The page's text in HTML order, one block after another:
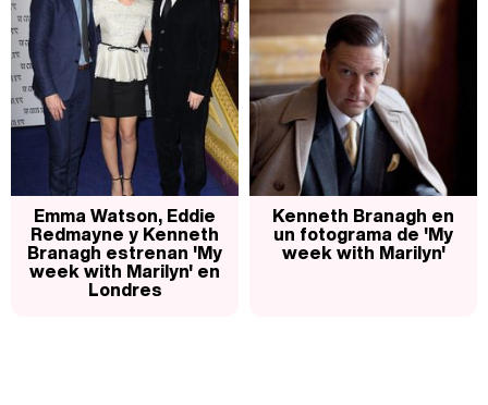
Emma Watson, Eddie
Redmayne y Kenneth
Branagh estrenan 'My
week with Marilyn' en
Londres
Kenneth Branagh en
un fotograma de 'My
week with Marilyn'